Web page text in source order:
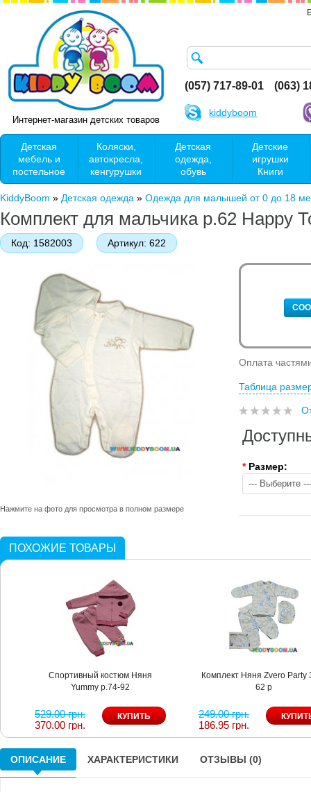
Интернет-магазин детских товаров
(057) 717-89-01 (063)
kiddyboom
Детская
мебель и
постельное
Коляски,
автокресла,
кенгурушки
Детская
одежда,
обувь
Детские
игрушки
Книги
KiddyBoom » Детская одежда » Одежда для малышей от 0 до 18
Комплект для мальчика р.62 Нарру
Код: 1582003 Артикул: 622
Нажмите на фото для просмотра в полном размере
Оплата
Таблица
* Размер:
ПОХОЖИЕ ТОВАРЫ
Спортивный костюм Няня
Yummy р.74-92
529.00 грн.
370.00 грн.
Комплект Няня Zvero Party
62 р
249.00 грн.
186.95 грн.
ОПИСАНИЕ ХАРАКТЕРИСТИКИ ОТЗЫВЫ (0)